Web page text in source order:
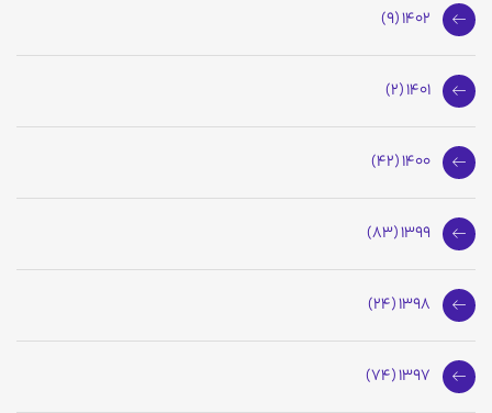
1402 (9)
1401 (2)
1400 (42)
1399 (83)
1398 (24)
1397 (74)